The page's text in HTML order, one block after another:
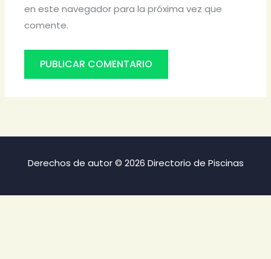
en este navegador para la próxima vez que
comente.
Derechos de autor © 2026 Directorio de Piscinas